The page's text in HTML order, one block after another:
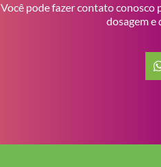
Você pode fazer contato conosco
dosagem e